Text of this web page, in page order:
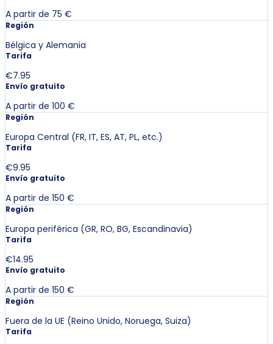
A partir de 75 €
Región
Bélgica y Alemania
Tarifa
€7.95
Envío gratuito
A partir de 100 €
Región
Europa Central (FR, IT, ES, AT, PL, etc.)
Tarifa
€9.95
Envío gratuito
A partir de 150 €
Región
Europa periférica (GR, RO, BG, Escandinavia)
Tarifa
€14.95
Envío gratuito
A partir de 150 €
Región
Fuera de la UE (Reino Unido, Noruega, Suiza)
Tarifa